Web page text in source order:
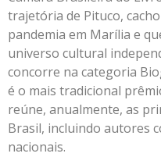
trajetória de Pituco,
pandemia em Marília e
universo cultural
concorre na categoria
é o mais tradicional
reúne, anualmente, as
Brasil, incluindo autores
nacionais.